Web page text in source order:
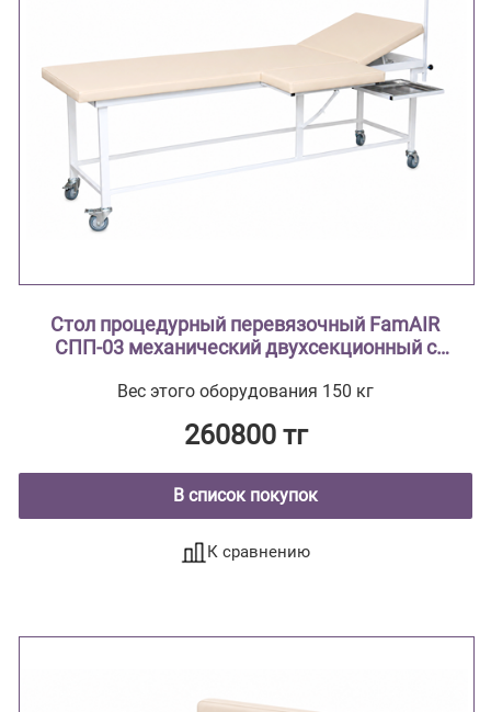
Стол процедурный перевязочный FamAIR
СПП-03 механический двухсекционный с
Вес этого оборудования 150 кг
260800 тг
В список покупок
К сравнению